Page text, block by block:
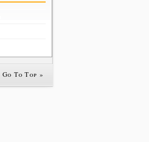
Go To Top »